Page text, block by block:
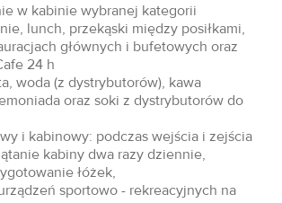
w kabinie wybranej kategorii
lunch, przekąski między posiłkami,
głównych i bufetowych oraz
24 h
woda (z dystrybutorów), kawa
oraz soki z dystrybutorów do
i kabinowy: podczas wejścia i zejścia
kabiny dwa razy dziennie,
łóżek,
sportowo - rekreacyjnych na